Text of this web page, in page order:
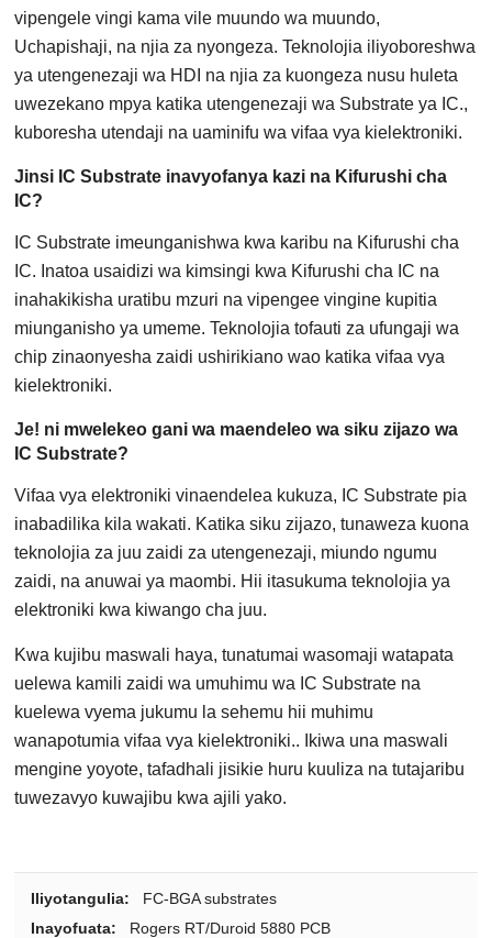
vipengele vingi kama vile muundo wa muundo,
Uchapishaji, na njia za nyongeza. Teknolojia iliyoboreshwa
ya utengenezaji wa HDI na njia za kuongeza nusu huleta
uwezekano mpya katika utengenezaji wa Substrate ya IC.,
kuboresha utendaji na uaminifu wa vifaa vya kielektroniki.
Jinsi IC Substrate inavyofanya kazi na Kifurushi cha
IC?
IC Substrate imeunganishwa kwa karibu na Kifurushi cha
IC. Inatoa usaidizi wa kimsingi kwa Kifurushi cha IC na
inahakikisha uratibu mzuri na vipengee vingine kupitia
miunganisho ya umeme. Teknolojia tofauti za ufungaji wa
chip zinaonyesha zaidi ushirikiano wao katika vifaa vya
kielektroniki.
Je! ni mwelekeo gani wa maendeleo wa siku zijazo wa
IC Substrate?
Vifaa vya elektroniki vinaendelea kukuza, IC Substrate pia
inabadilika kila wakati. Katika siku zijazo, tunaweza kuona
teknolojia za juu zaidi za utengenezaji, miundo ngumu
zaidi, na anuwai ya maombi. Hii itasukuma teknolojia ya
elektroniki kwa kiwango cha juu.
Kwa kujibu maswali haya, tunatumai wasomaji watapata
uelewa kamili zaidi wa umuhimu wa IC Substrate na
kuelewa vyema jukumu la sehemu hii muhimu
wanapotumia vifaa vya kielektroniki.. Ikiwa una maswali
mengine yoyote, tafadhali jisikie huru kuuliza na tutajaribu
tuwezavyo kuwajibu kwa ajili yako.
Iliyotangulia:
FC-BGA substrates
Inayofuata:
Rogers RT/Duroid 5880 PCB